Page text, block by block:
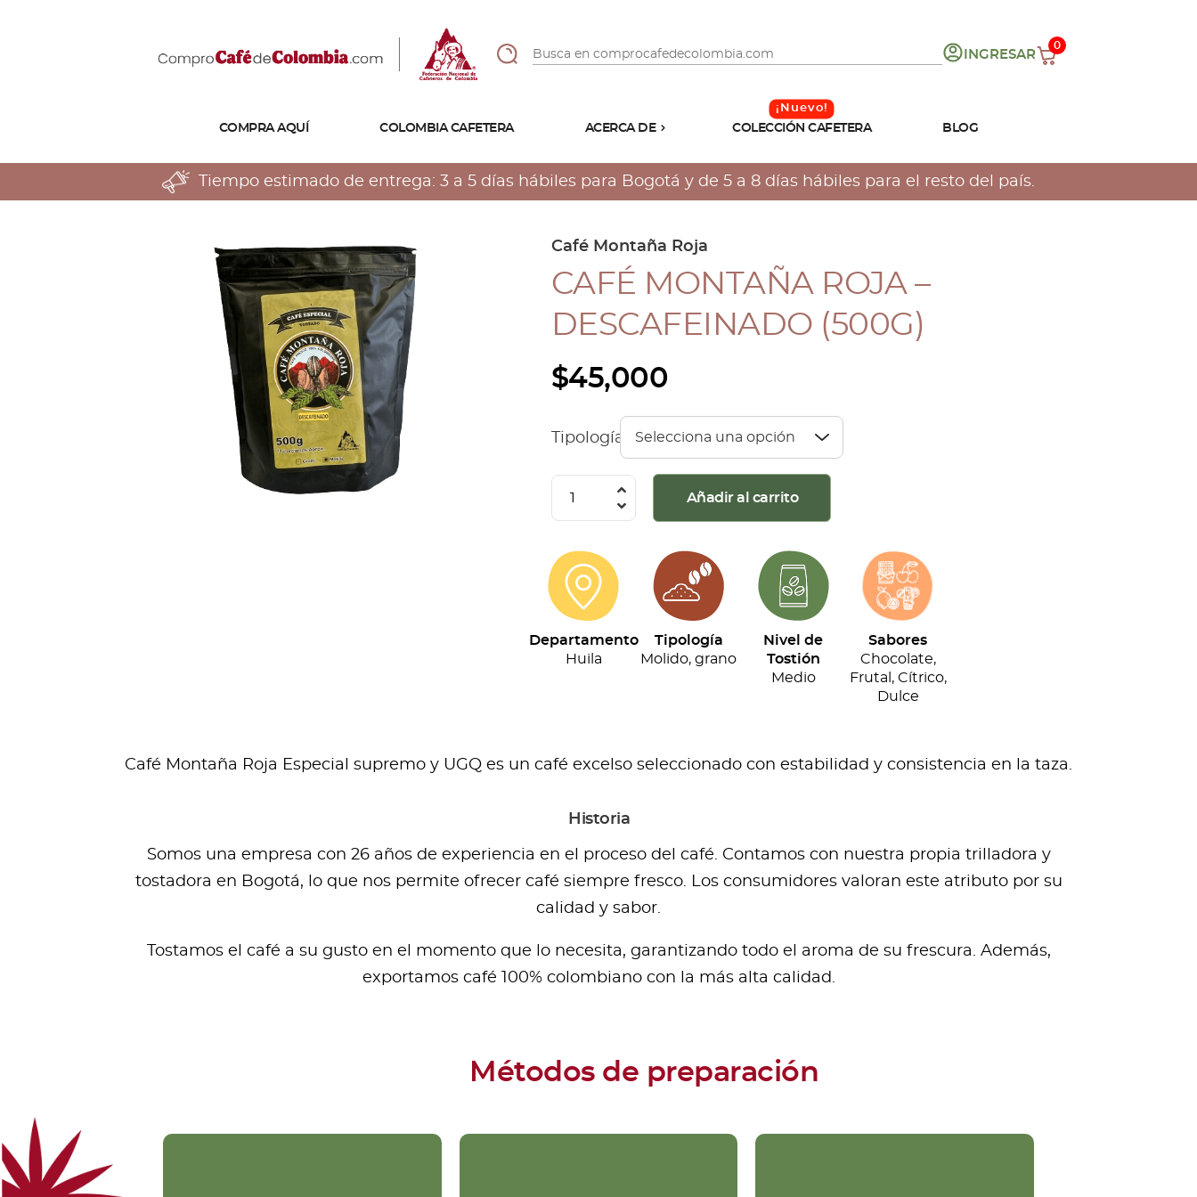
INGRESAR
0
COMPRA AQUÍ COLOMBIA CAFETERA ACERCA DE
Tostiones
Preparación
Atributos
COLECCIÓN CAFETERA BLOG
Tiempo estimado de entrega: 3 a 5 días hábiles para Bogotá y de 5 a 8 días hábiles para el resto del país.
Café Montaña Roja
CAFÉ MONTAÑA ROJA –
DESCAFEINADO (500G)
$45,000
Tipología
Montaña
-
Descafeinado
(500g)
cantidad
Añadir al carrito
Departamento
Huila
Tipología
Molido, grano
Nivel de
Tostión
Medio
Sabores
Chocolate,
Frutal, Cítrico,
Dulce
Café Montaña Roja Especial supremo y UGQ es un café excelso seleccionado con estabilidad y consistencia en la taza.
Historia
Somos una empresa con 26 años de experiencia en el proceso del café. Contamos con nuestra propia trilladora y
tostadora en Bogotá, lo que nos permite ofrecer café siempre fresco. Los consumidores valoran este atributo por su
calidad y sabor.
Tostamos el café a su gusto en el momento que lo necesita, garantizando todo el aroma de su frescura. Además,
exportamos café 100% colombiano con la más alta calidad.
Métodos de preparación